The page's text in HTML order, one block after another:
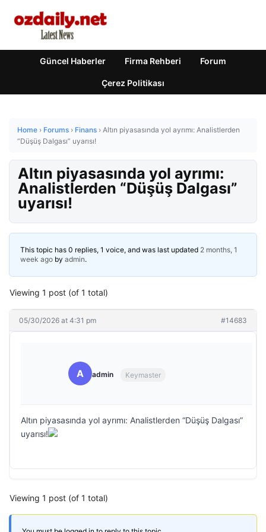
Güncel Haberler Firma Rehberi Forum
Çerez Politikası
Home › Forums › Finans › Altın piyasasında yol ayrımı: Analistlerden
“Düşüş Dalgası” uyarısı!
Altın piyasasında yol ayrımı:
Analistlerden “Düşüş Dalgası”
uyarısı!
This topic has 0 replies, 1 voice, and was last updated 2 months, 1
week ago by admin.
Viewing 1 post (of 1 total)
05/30/2026 at 4:31 pm #14683
A admin Keymaster
Altın piyasasında yol ayrımı: Analistlerden “Düşüş Dalgası”
uyarısı!
Viewing 1 post (of 1 total)